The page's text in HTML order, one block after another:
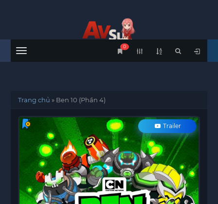
Menu
0
Trang chủ » Ben 10 (Phần 4)
Trailer